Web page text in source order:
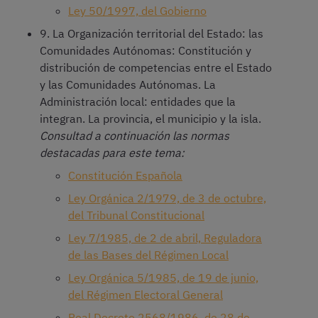
Ley 50/1997, del Gobierno
9. La Organización territorial del Estado: las
Comunidades Autónomas: Constitución y
distribución de competencias entre el Estado
y las Comunidades Autónomas. La
Administración local: entidades que la
integran. La provincia, el municipio y la isla.
Consultad a continuación las normas
destacadas para este tema:
Constitución Española
Ley Orgánica 2/1979, de 3 de octubre,
del Tribunal Constitucional
Ley 7/1985, de 2 de abril, Reguladora
de las Bases del Régimen Local
Ley Orgánica 5/1985, de 19 de junio,
del Régimen Electoral General